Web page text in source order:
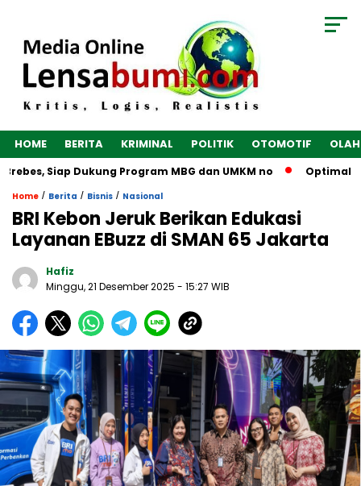
HOME BERITA KRIMINAL POLITIK OTOMOTIF
Siap Dukung Program MBG dan UMKM no Optimalkan
Home / Berita / Bisnis / Nasional
BRI Kebon Jeruk Berikan Edukasi
Layanan EBuzz di SMAN 65 Jakarta
Hafiz
Minggu, 21 Desember 2025 - 15:27 WIB